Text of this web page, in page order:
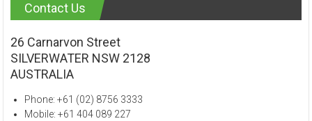
Contact Us
26 Carnarvon Street
SILVERWATER NSW 2128
AUSTRALIA
Phone: +61 (02) 8756 3333
Mobile: +61 404 089 227